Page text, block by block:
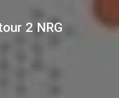
2 NRG